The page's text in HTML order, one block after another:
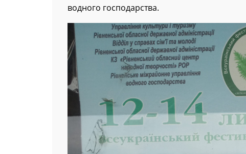
водного господарства.